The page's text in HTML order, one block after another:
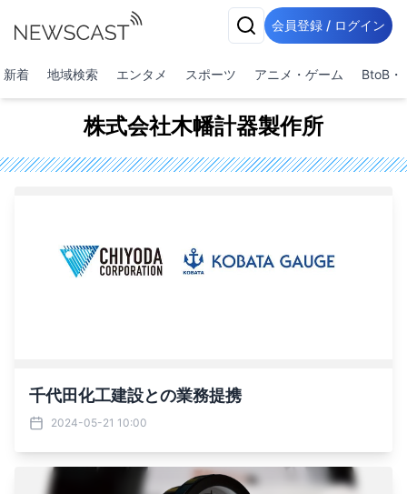
会員登録 / ログイン
新着 地域検索 エンタメ スポーツ アニメ・ゲーム BtoB・
株式会社木幡計器製作所
千代田化工建設との業務提携
2024-05-21 10:00